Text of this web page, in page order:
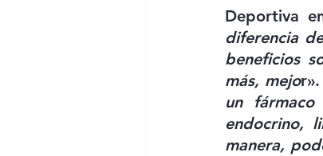
Deportiva
diferencia
beneficios
más, mejo
un
endocrino,
manera,